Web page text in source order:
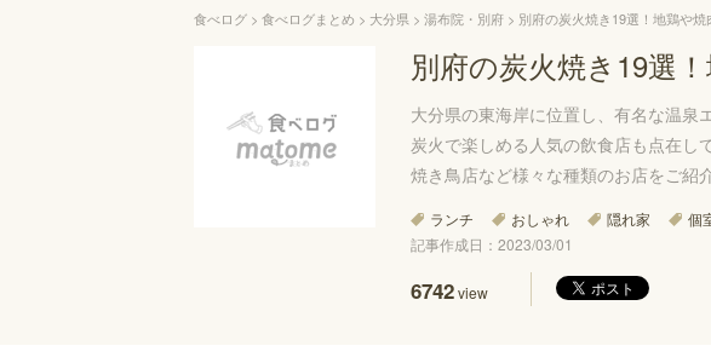
食べログ 食べログまとめ 大分県 湯布院・別府 別府の炭火焼き19選！地鶏や
別府の炭火焼き19選
大分県の東海岸に位置し、有名な温泉
炭火で楽しめる人気の飲食店も点在し
焼き鳥店など様々な種類のお店をご紹
ランチ おしゃれ 隠れ家 個
記事作成日：2023/03/01
6742view